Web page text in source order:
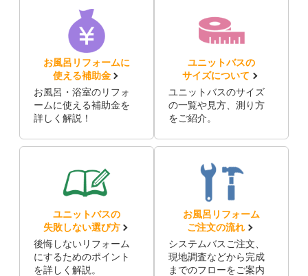
お風呂リフォームに
使える補助金
お風呂・浴室のリフォ
ームに使える補助金を
詳しく解説！
ユニットバスの
サイズについて
ユニットバスのサイズ
の一覧や見方、測り方
をご紹介。
ユニットバスの
失敗しない選び方
後悔しないリフォーム
にするためのポイント
を詳しく解説。
お風呂リフォーム
ご注文の流れ
システムバスご注文、
現地調査などから完成
までのフローをご案内